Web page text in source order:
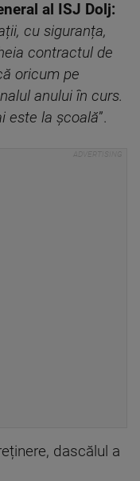
al ISJ Dolj:
cu siguranța,
contractul de
oricum pe
anului în curs.
este la școală”.
dascălul a